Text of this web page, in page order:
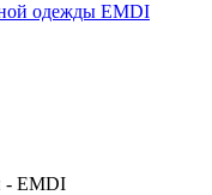
одежды EMDI
- EMDI